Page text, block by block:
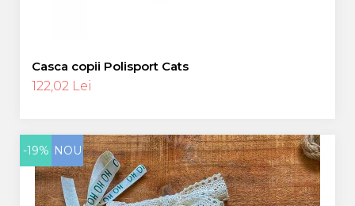
Casca copii Polisport Cats
122,02 Lei
-19% NOU